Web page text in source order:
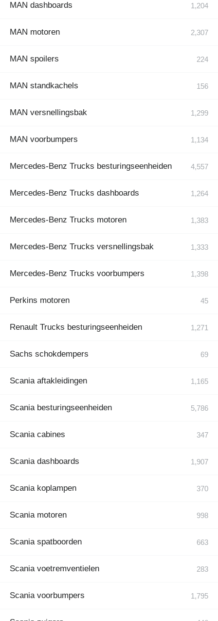
MAN dashboards
MAN motoren
MAN spoilers
MAN standkachels
MAN versnellingsbak
MAN voorbumpers
Mercedes-Benz Trucks besturingseenheiden
Mercedes-Benz Trucks dashboards
Mercedes-Benz Trucks motoren
Mercedes-Benz Trucks versnellingsbak
Mercedes-Benz Trucks voorbumpers
Perkins motoren
Renault Trucks besturingseenheiden
Sachs schokdempers
Scania aftakleidingen
Scania besturingseenheiden
Scania cabines
Scania dashboards
Scania koplampen
Scania motoren
Scania spatboorden
Scania voetremventielen
Scania voorbumpers